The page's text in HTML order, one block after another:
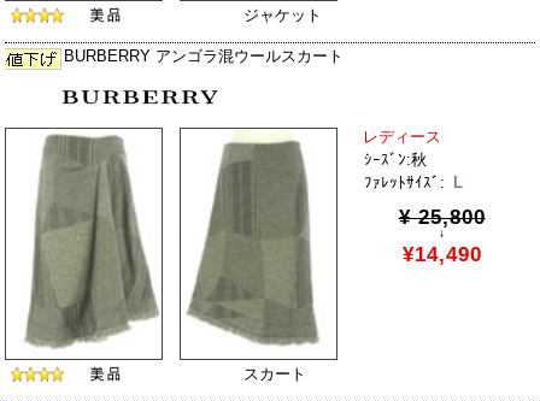
ジャケット
BURBERRY アンゴラ混ウールスカート
レディース
ｼｰｽﾞﾝ:秋
ﾌｧﾚｯﾄｻｲｽﾞ: L
¥ 25,800
↓
¥14,490
スカート